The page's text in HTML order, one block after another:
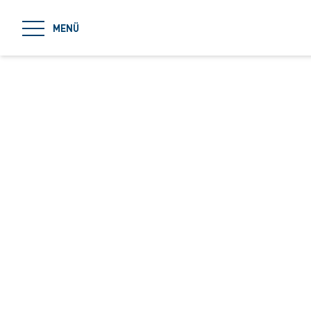
MENÜ